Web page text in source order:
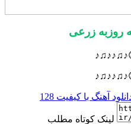
روزبه زرعی
آهنگ با کیفیت 128
لینک کوتاه مطلب